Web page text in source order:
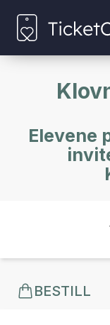
Elevene
BESTILL